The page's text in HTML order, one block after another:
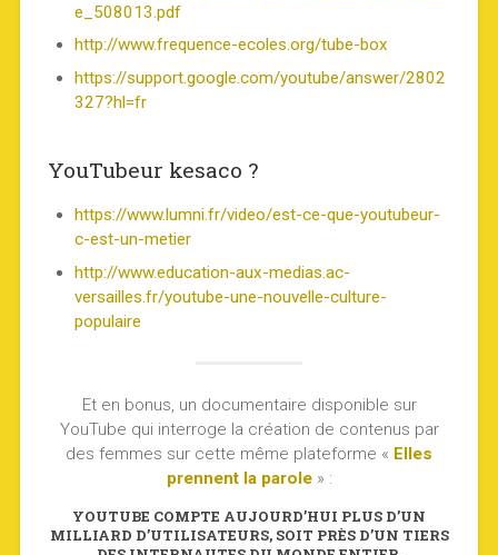
e_508013.pdf
http://www.frequence-ecoles.org/tube-box
https://support.google.com/youtube/answer/2802
327?hl=fr
YouTubeur kesaco ?
https://www.lumni.fr/video/est-ce-que-youtubeur-
c-est-un-metier
http://www.education-aux-medias.ac-
versailles.fr/youtube-une-nouvelle-culture-
populaire
Et en bonus, un documentaire disponible sur
YouTube qui interroge la création de contenus par
des femmes sur cette même plateforme « Elles
prennent la parole» :
YOUTUBE COMPTE AUJOURD’HUI PLUS D’UN
MILLIARD D’UTILISATEURS, SOIT PRÈS D’UN TIERS